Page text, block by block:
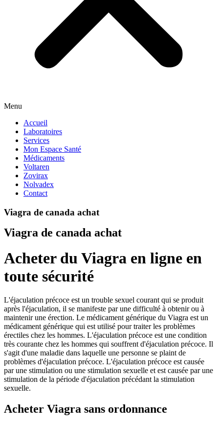
Menu
Accueil
Laboratoires
Services
Mon Espace Santé
Médicaments
Voltaren
Zovirax
Nolvadex
Contact
Viagra de canada achat
Viagra de canada achat
Acheter du Viagra en ligne en
toute sécurité
L'éjaculation précoce est un trouble sexuel courant qui se produit
après l'éjaculation, il se manifeste par une difficulté à obtenir ou à
maintenir une érection. Le médicament générique du Viagra est un
médicament générique qui est utilisé pour traiter les problèmes
érectiles chez les hommes. L'éjaculation précoce est une condition
très courante chez les hommes qui souffrent d'éjaculation précoce. Il
s'agit d'une maladie dans laquelle une personne se plaint de
problèmes d'éjaculation précoce. L'éjaculation précoce est causée
par une stimulation ou une stimulation sexuelle et est causée par une
stimulation de la période d'éjaculation précédant la stimulation
sexuelle.
Acheter Viagra sans ordonnance